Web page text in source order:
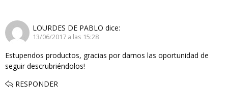
LOURDES DE PABLO dice:
13/06/2017 a las 15:28
Estupendos productos, gracias por darnos las oportunidad de
seguir descrubriéndolos!
RESPONDER